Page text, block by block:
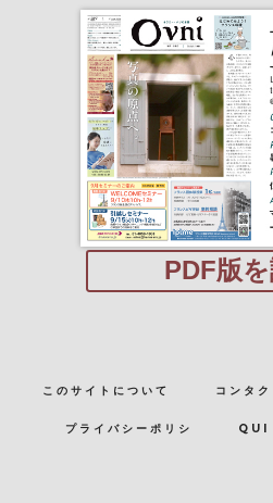
PDF版
このサイトについて コンタク
プライバシーポリシ QUI